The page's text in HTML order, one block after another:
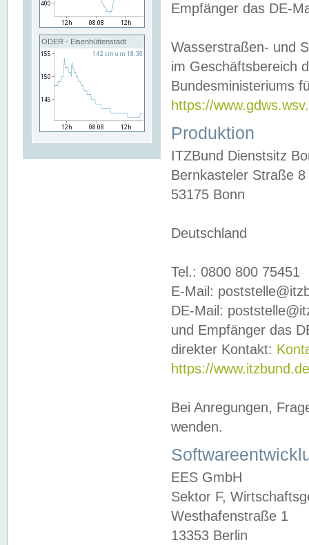
ODER - Eisenhüttenstadt
Empfänger das DE-
Wasserstraßen- und
im Geschäftsbereich
Bundesministeriums
https://
Produktion
ITZBund Dienstsitz
Bernkasteler Straße 8
53175 Bonn
Deutschland
Tel.: 0800 800 75451
E-Mail:
DE-Mail:
und Empfänger das
direkter Kontakt:
https://
Bei Anregungen,
wenden.
EES GmbH
Sektor F,
Westhafenstraße 1
13353 Berlin